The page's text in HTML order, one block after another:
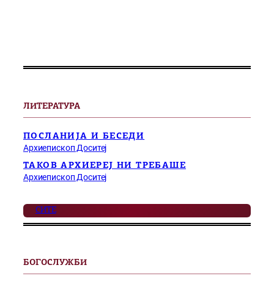
ЛИТЕРАТУРА
ПОСЛАНИЈА И БЕСЕДИ
Архиепископ Доситеј
ТАКОВ АРХИЕРЕЈ НИ ТРЕБАШЕ
Архиепископ Доситеј
СИТЕ
БОГОСЛУЖБИ